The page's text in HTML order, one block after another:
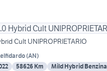
Cult UNIPROPRIETARIO
(AN)
58626 Km Mild Hybrid Benzina